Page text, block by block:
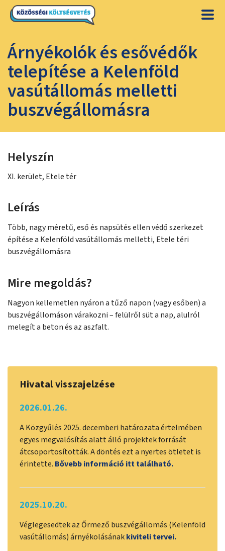
Árnyékolók és esővédők
telepítése a Kelenföld
vasútállomás melletti
buszvégállomásra
Helyszín
XI. kerület, Etele tér
Leírás
Több, nagy méretű, eső és napsütés ellen védő szerkezet
építése a Kelenföld vasútállomás melletti, Etele téri
buszvégállomásra
Mire megoldás?
Nagyon kellemetlen nyáron a tűző napon (vagy esőben) a
buszvégállomáson várakozni – felülről süt a nap, alulról
melegít a beton és az aszfalt.
Hivatal visszajelzése
2026.01.26.
A Közgyűlés 2025. decemberi határozata értelmében
egyes megvalósítás alatt álló projektek forrását
átcsoportosították. A döntés ezt a nyertes ötletet is
érintette. Bővebb információ itt található.
2025.10.20.
Véglegesedtek az Őrmező buszvégállomás (Kelenföld
vasútállomás) árnyékolásánakkiviteli tervei.